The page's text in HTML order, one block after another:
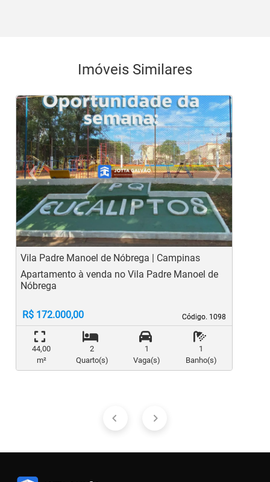
Imóveis Similares
‹
Previous
›
Vila Padre Manoel de Nóbrega | Campinas
Código. 1098
Código. 1098
Apartamento à venda no Vila Padre Manoel de
Nóbrega
R$ 172.000,00
44,00
m²
2
Quarto(s)
1
Vaga(s)
1
Banho(s)